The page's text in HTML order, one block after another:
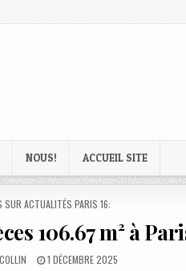
NOUS! ACCUEIL SITE
SUR ACTUALITÉS PARIS 16:
106.67 m² à
PUBLISHED
1 DÉCEMBRE 2025